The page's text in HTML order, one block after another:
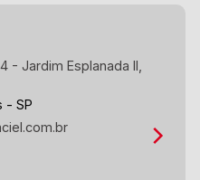
- Jardim Esplanada II,
- SP